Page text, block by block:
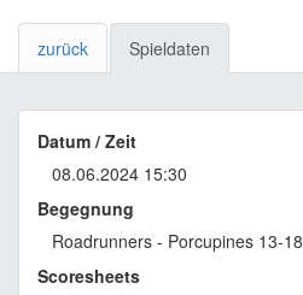
zurück Spieldaten
Datum / Zeit
08.06.2024 15:30
Begegnung
Roadrunners - Porcupines 13-18
Scoresheets